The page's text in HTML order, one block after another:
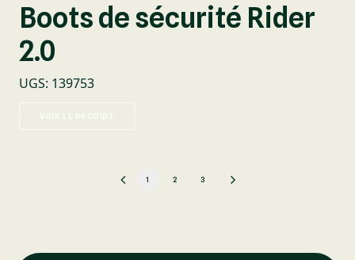
Boots de sécurité Rider
2.0
UGS: 139753
VOIR LE PRODUIT
1 2 3